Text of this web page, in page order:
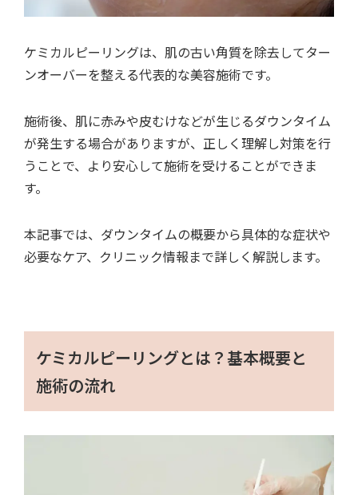
ケミカルピーリングは、肌の古い角質を除去してター
ンオーバーを整える代表的な美容施術です。
施術後、肌に赤みや皮むけなどが生じるダウンタイム
が発生する場合がありますが、正しく理解し対策を行
うことで、より安心して施術を受けることができま
す。
本記事では、ダウンタイムの概要から具体的な症状や
必要なケア、クリニック情報まで詳しく解説します。
ケミカルピーリングとは？基本概要と
施術の流れ